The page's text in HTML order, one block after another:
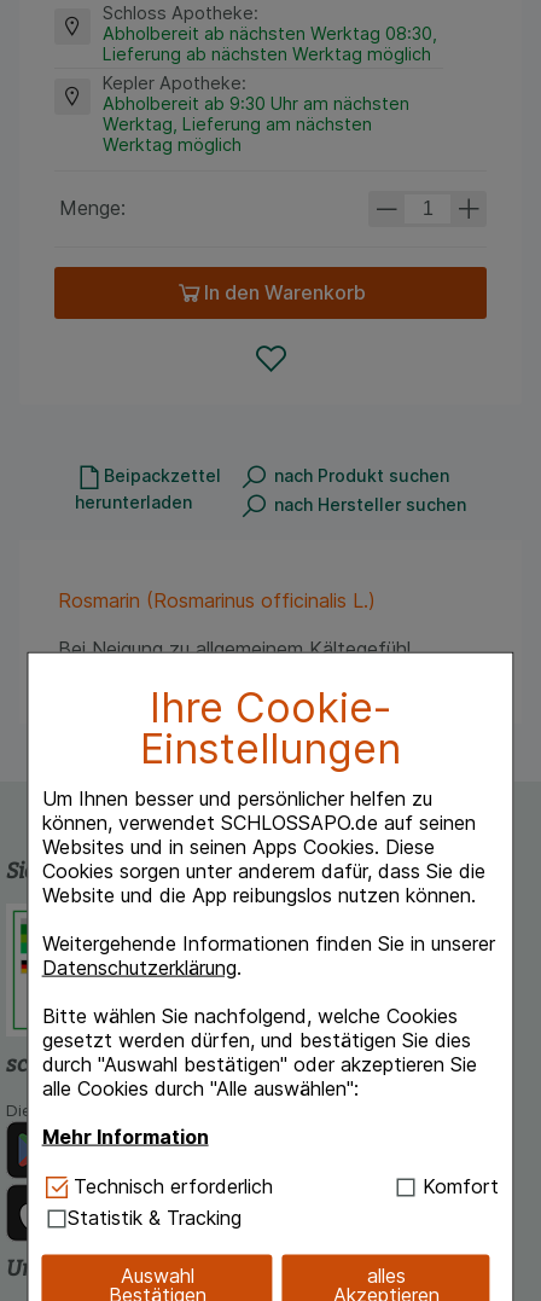
Ihre Cookie-
Einstellungen
Um Ihnen besser und persönlicher helfen zu
können, verwendet SCHLOSSAPO.de auf seinen
Websites und in seinen Apps Cookies. Diese
Cookies sorgen unter anderem dafür, dass Sie die
Website und die App reibungslos nutzen können.
Weitergehende Informationen finden Sie in unserer
Datenschutzerklärung.
Bitte wählen Sie nachfolgend, welche Cookies
gesetzt werden dürfen, und bestätigen Sie dies
durch "Auswahl bestätigen" oder akzeptieren Sie
alle Cookies durch "Alle auswählen":
Mehr Information
Technisch Notwendig:Hierbei handelt es sich um
Cookies, die für die Grundfunktionen unserer
Website notwendig sind (z.B. Navigation,
Warenkorb, Kundenkonto), weshalb auf diese nicht
verzichtet werden kann.
Technisch erforderlich
Komfort
Statistik & Tracking
Auswahl
Bestätigen
alles
Akzeptieren
Schloss Apotheke:
Abholbereit ab nächsten Werktag 08:30,
Lieferung ab nächsten Werktag möglich
Kepler Apotheke:
Abholbereit ab 9:30 Uhr am nächsten
Werktag, Lieferung am nächsten
Werktag möglich
Menge:
In den Warenkorb
Beipackzettel
herunterladen
nach Produkt suchen
nach Hersteller suchen
Rosmarin (Rosmarinus officinalis L.)
Bei Neigung zu allgemeinem Kältegefühl,
Sicherheit und Qualität
Deutschen Institut für Medizinische
Dokumentation und Information.
schlossapo.de-App
Die App von schlossapo.de jetzt mit E-Rezept-Scanner
Unsere Zahlungsarten